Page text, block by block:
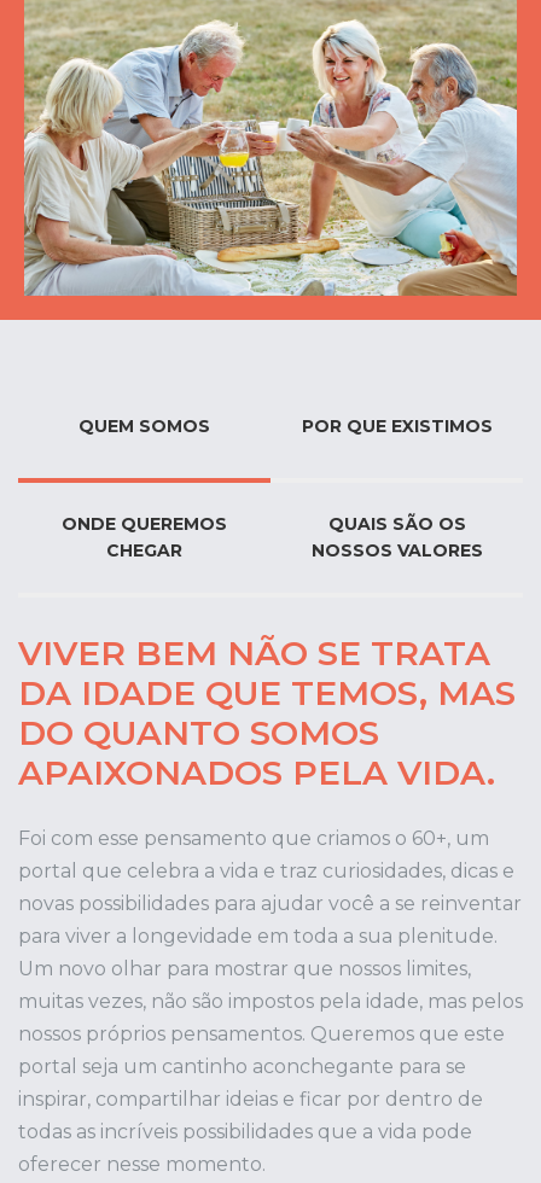
QUEM SOMOS POR QUE EXISTIMOS
ONDE QUEREMOS
CHEGAR
QUAIS SÃO OS
NOSSOS VALORES
VIVER BEM NÃO SE TRATA
DA IDADE QUE TEMOS, MAS
DO QUANTO SOMOS
APAIXONADOS PELA VIDA.
Foi com esse pensamento que criamos o 60+, um
portal que celebra a vida e traz curiosidades, dicas e
novas possibilidades para ajudar você a se reinventar
para viver a longevidade em toda a sua plenitude.
Um novo olhar para mostrar que nossos limites,
muitas vezes, não são impostos pela idade, mas pelos
nossos próprios pensamentos. Queremos que este
portal seja um cantinho aconchegante para se
inspirar, compartilhar ideias e ficar por dentro de
todas as incríveis possibilidades que a vida pode
oferecer nesse momento.